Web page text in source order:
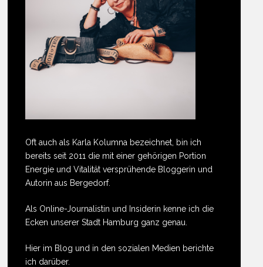
Oft auch als Karla Kolumna bezeichnet, bin ich
bereits seit 2011 die mit einer gehörigen Portion
Energie und Vitalität versprühende Bloggerin und
Autorin aus Bergedorf.
Als Online-Journalistin und Insiderin kenne ich die
Ecken unserer Stadt Hamburg ganz genau.
Hier im Blog und in den sozialen Medien berichte
ich darüber.